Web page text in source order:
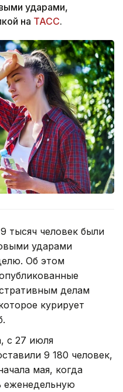
ударами,
на ТАСС.
тысяч человек были
ударами
Об этом
делам
курирует
с 27 июля
9 180 человек,
мая, когда
еженедельную